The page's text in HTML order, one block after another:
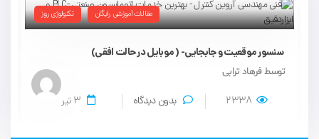
مقالات آموزشی رایگان تکنولوژی روز
سنسور موقعیت و جابجایی- ( موبایل در حالت افقی)
توسط فرهاد ترابی
2338 بدون دیدگاه 3تیر